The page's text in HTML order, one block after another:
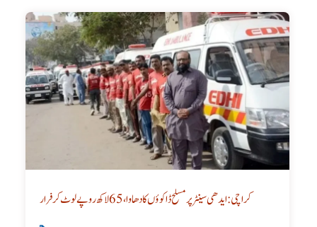
کراچی: ایدھی سینٹر پر مسلح ڈاکوؤں کا دھاوا، 65 لاکھ روپے لوٹ کر فرار